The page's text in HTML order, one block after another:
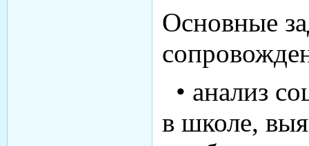
Основные
• анализ
в школе,